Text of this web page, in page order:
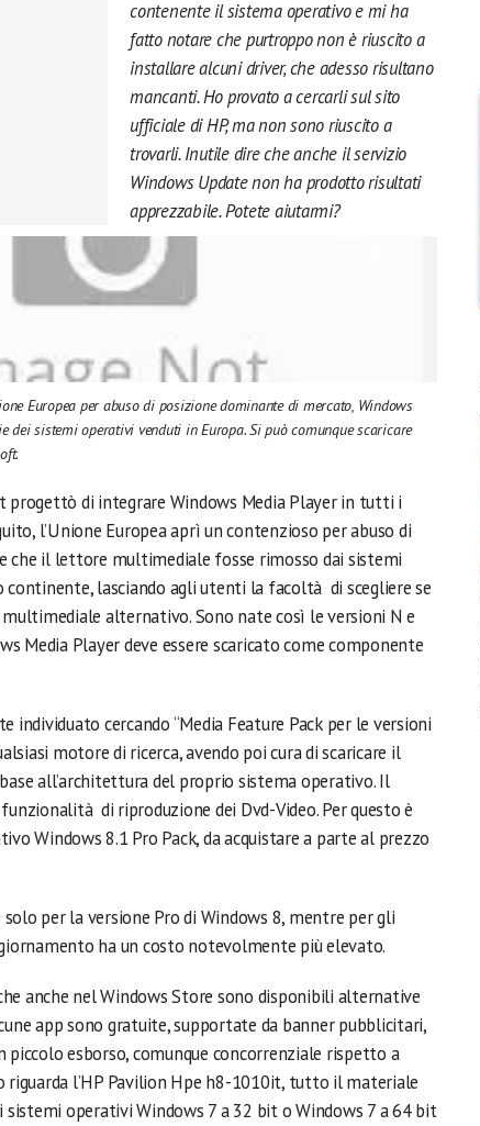
contenente il sistema operativo e mi ha
fatto notare che purtroppo non è riuscito a
installare alcuni driver, che adesso risultano
mancanti. Ho provato a cercarli sul sito
ufficiale di HP, ma non sono riuscito a
trovarli. Inutile dire che anche il servizio
Windows Update non ha prodotto risultati
apprezzabile. Potete aiutarmi?
Europea per abuso di posizione dominante di mercato, Windows
dei sistemi operativi venduti in Europa. Si può comunque scaricare
di integrare Windows Media Player in tutti i
l’Unione Europea aprì un contenzioso per abuso di
che il lettore multimediale fosse rimosso dai sistemi
lasciando agli utenti la facoltà di scegliere se
alternativo. Sono nate così le versioni N e
Media Player deve essere scaricato come componente
individuato cercando “Media Feature Pack per le versioni
motore di ricerca, avendo poi cura di scaricare il
all’architettura del proprio sistema operativo. Il
di riproduzione dei Dvd-Video. Per questo è
Windows 8.1 Pro Pack, da acquistare a parte al prezzo
per la versione Pro di Windows 8, mentre per gli
ha un costo notevolmente più elevato.
anche nel Windows Store sono disponibili alternative
app sono gratuite, supportate da banner pubblicitari,
esborso, comunque concorrenziale rispetto a
riguarda l’HP Pavilion Hpe h8-1010it, tutto il materiale
sistemi operativi Windows 7 a 32 bit o Windows 7 a 64 bit